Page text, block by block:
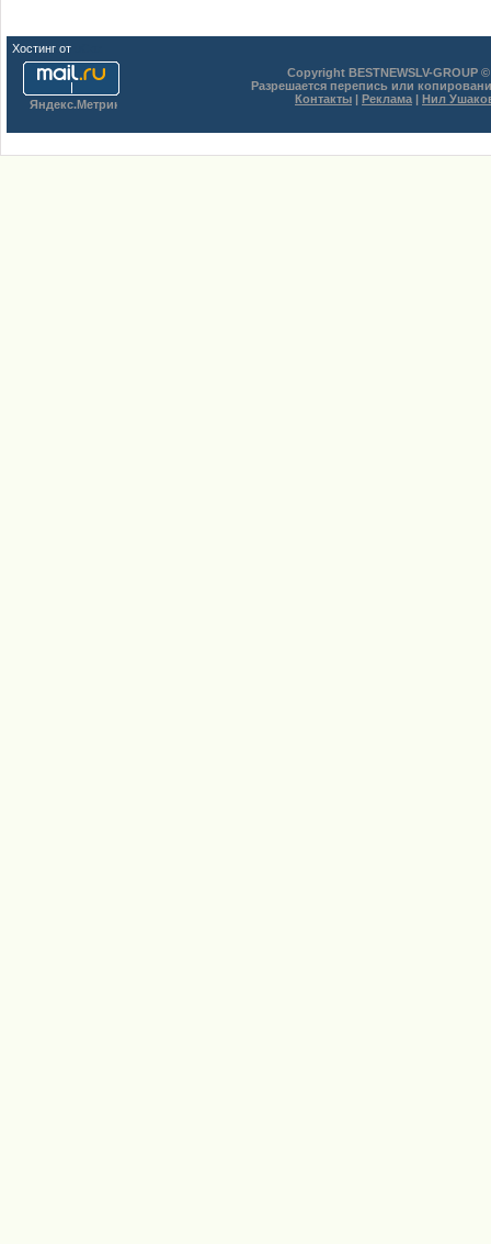
Хостинг от
Copyright BESTNEWSLV-GROUP
Разрешается перепись или
Контакты | Реклама | Нил